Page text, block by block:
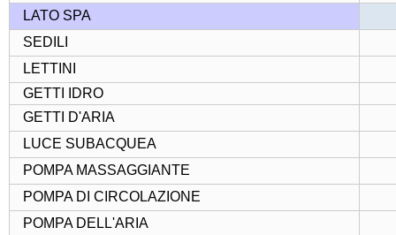
LATO SPA
SEDILI
LETTINI
GETTI IDRO
GETTI D'ARIA
LUCE SUBACQUEA
POMPA MASSAGGIANTE
POMPA DI CIRCOLAZIONE
POMPA DELL'ARIA